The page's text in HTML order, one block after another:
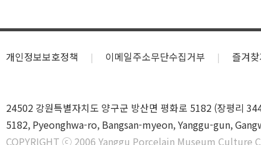
백자명기
개인정보보호정책 이메일주소무단수집거부 즐겨
24502 강원특별자치도 양구군 방산면 평화로 5182 (장평리
5182, Pyeonghwa-ro, Bangsan-myeon, Yanggu-gun,
COPYRIGHT ⓒ 2006 Yanggu Porcelain Museum Culture